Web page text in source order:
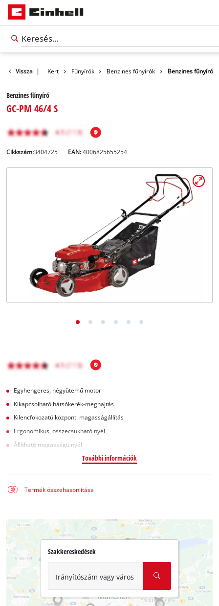
Vissza |
Termékek Kert Fűnyírók Benzines fűnyírók Benzines fűnyíró
Benzines fűnyíró
GC-PM 46/4 S
Cikkszám:3404725 EAN:4006825655254
Egyhengeres, négyütemű motor
Kikapcsolható hátsókerék-meghajtás
Kilencfokozatú központi magasságállítás
Ergonomikus, összecsukható nyél
Állítható magasságú nyél
További információk
Termék összehasonlítása
Szakkereskedések
Irányítószám vagy város